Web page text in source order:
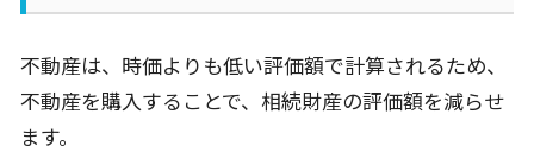
不動産は、時価よりも低い評価額で計算されるため、
不動産を購入することで、相続財産の評価額を減らせ
ます。